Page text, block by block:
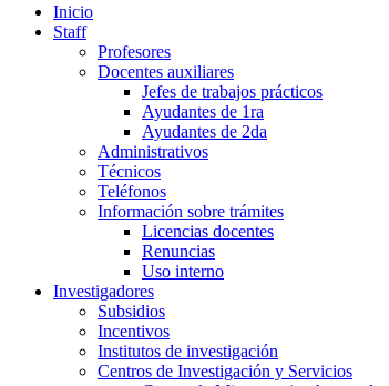
Inicio
Staff
Profesores
Docentes auxiliares
Jefes de trabajos prácticos
Ayudantes de 1ra
Ayudantes de 2da
Administrativos
Técnicos
Teléfonos
Información sobre trámites
Licencias docentes
Renuncias
Uso interno
Investigadores
Subsidios
Incentivos
Institutos de investigación
Centros de Investigación y Servicios